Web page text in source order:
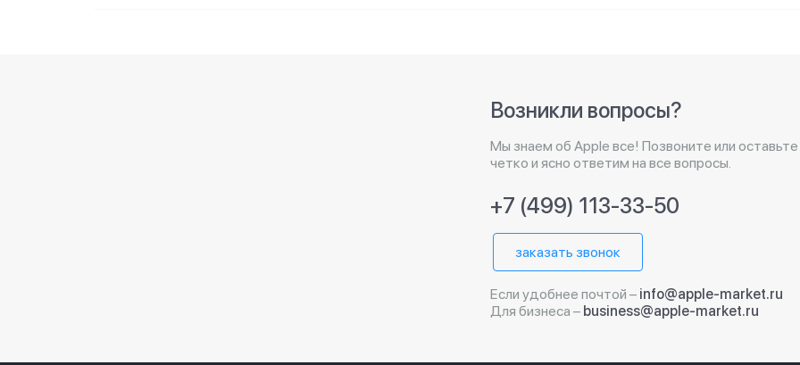
Возникли вопросы?
Мы знаем об Apple все! Позвоните или
четко и ясно ответим на все вопросы.
+7 (499) 113-33-50
заказать звонок
Если удобнее почтой – info@apple-market.ru
Для бизнеса – business@apple-market.ru